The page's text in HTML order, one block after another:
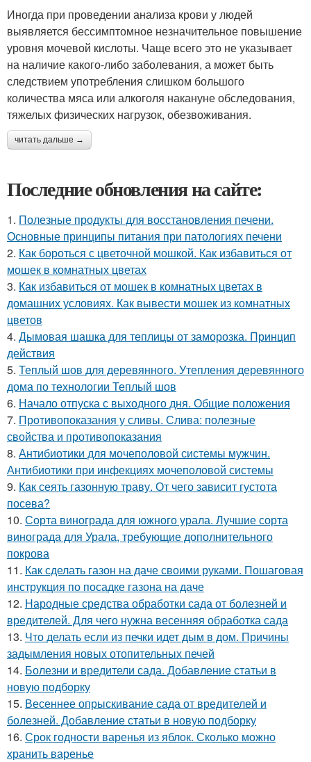
Иногда при проведении анализа крови у людей
выявляется бессимптомное незначительное повышение
уровня мочевой кислоты. Чаще всего это не указывает
на наличие какого-либо заболевания, а может быть
следствием употребления слишком большого
количества мяса или алкоголя накануне обследования,
тяжелых физических нагрузок, обезвоживания.
читать дальше →
Последние обновления на сайте:
1. Полезные продукты для восстановления печени.
Основные принципы питания при патологиях печени
2. Как бороться с цветочной мошкой. Как избавиться от
мошек в комнатных цветах
3. Как избавиться от мошек в комнатных цветах в
домашних условиях. Как вывести мошек из комнатных
цветов
4. Дымовая шашка для теплицы от заморозка. Принцип
действия
5. Теплый шов для деревянного. Утепления деревянного
дома по технологии Теплый шов
6. Начало отпуска с выходного дня. Общие положения
7. Противопоказания у сливы. Слива: полезные
свойства и противопоказания
8. Антибиотики для мочеполовой системы мужчин.
Антибиотики при инфекциях мочеполовой системы
9. Как сеять газонную траву. От чего зависит густота
посева?
10. Сорта винограда для южного урала. Лучшие сорта
винограда для Урала, требующие дополнительного
покрова
11. Как сделать газон на даче своими руками. Пошаговая
инструкция по посадке газона на даче
12. Народные средства обработки сада от болезней и
вредителей. Для чего нужна весенняя обработка сада
13. Что делать если из печки идет дым в дом. Причины
задымления новых отопительных печей
14. Болезни и вредители сада. Добавление статьи в
новую подборку
15. Весеннее опрыскивание сада от вредителей и
болезней. Добавление статьи в новую подборку
16. Срок годности варенья из яблок. Сколько можно
хранить варенье